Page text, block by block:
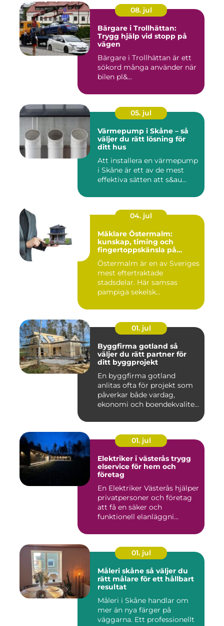
08. jul
Bärgare i Trollhättan:
Trygg hjälp vid stopp på
vägen
Bärgare i Trollhättan är ett
sökord många använder när
bilen pl&...
05. jul
Värmepump i Skåne – så
väljer du rätt lösning för
ditt hus
Att installera en värmepump
i Skåne är ett av de mest
effektiva sätten att s&au...
04. jul
Mäklare Östermalm:
kunskap, timing och
fingertoppskänsla på
stockholms mest klassiska
adress
Östermalm är en av Sveriges
mest eftertraktade
stadsdelar. Här samsas
pampiga sekelsk...
01. jul
Byggfirma gotland så
väljer du rätt partner för
ditt byggprojekt
En byggfirma gotland
anlitas ofta för projekt som
påverkar både vardag,
ekonomi och boendekvalitet
01. jul
Elektriker i västerås trygg
elservice för hem och
företag
En Elektriker Västerås hjälper
privatpersoner och företag
att få en säker och
funktionell elanläggni...
01. jul
Måleri skåne så väljer du
rätt målare för ett hållbart
resultat
Måleri i Skåne handlar om
mer än nya färger på
väggarna. Ett professionellt